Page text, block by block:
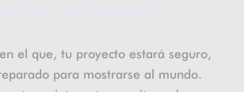
el que, tu proyecto estará seguro,
para mostrarse al mundo.